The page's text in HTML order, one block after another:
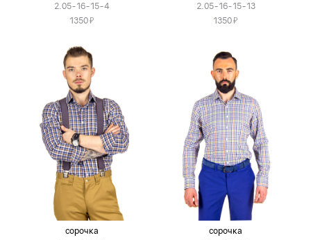
2.05-16-15-4
1350Я
2.05-16-15-13
1350Я
сорочка
сорочка